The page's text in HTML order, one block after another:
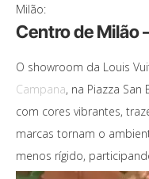
Milão:
Centro de Milão
O showroom da Louis
Campana, na Piazza
com cores vibrantes,
marcas tornam o
menos rígido,